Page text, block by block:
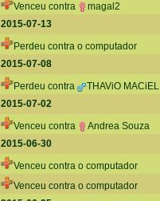
Venceu contra
magal2
2015-07-13
Perdeu contra o computador
2015-07-08
Perdeu contra
THAViO MACiEL
2015-07-02
Venceu contra
Andrea Souza
2015-06-30
Venceu contra o computador
Venceu contra o computador